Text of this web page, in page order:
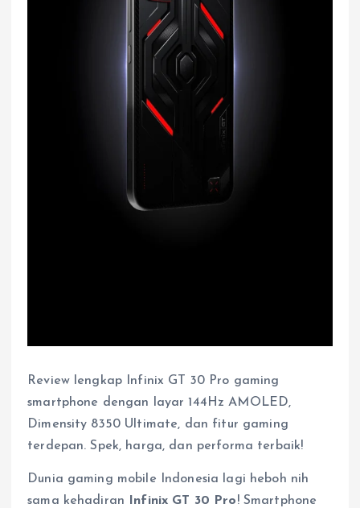
Review lengkap Infinix GT 30 Pro gaming
smartphone dengan layar 144Hz AMOLED,
Dimensity 8350 Ultimate, dan fitur gaming
terdepan. Spek, harga, dan performa terbaik!
Dunia gaming mobile Indonesia lagi heboh nih
sama kehadiran
Infinix GT 30 Pro! Smartphone